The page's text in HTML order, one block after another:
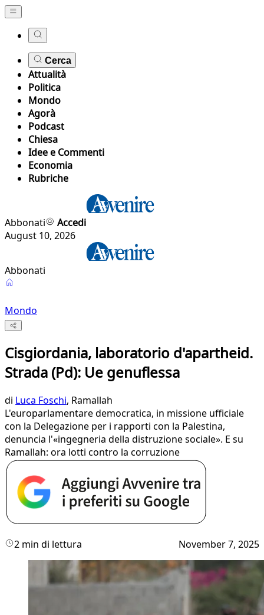
Cerca
Attualità
Politica
Mondo
Agorà
Podcast
Chiesa
Idee e Commenti
Economia
Rubriche
Abbonati
Accedi
August 10, 2026
Abbonati
Mondo
Cisgiordania, laboratorio d'apartheid.
Strada (Pd): Ue genuflessa
di Luca Foschi, Ramallah
L'europarlamentare democratica, in missione ufficiale
con la Delegazione per i rapporti con la Palestina,
denuncia l'«ingegneria della distruzione sociale». E su
Ramallah: ora lotti contro la corruzione
2 min di lettura November 7, 2025